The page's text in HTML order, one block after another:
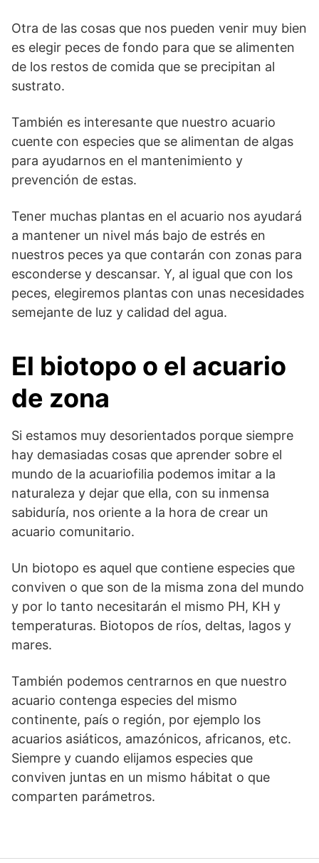
Otra de las cosas que nos pueden venir muy bien
es elegir peces de fondo para que se alimenten
de los restos de comida que se precipitan al
sustrato.
También es interesante que nuestro acuario
cuente con especies que se alimentan de algas
para ayudarnos en el mantenimiento y
prevención de estas.
Tener muchas plantas en el acuario nos ayudará
a mantener un nivel más bajo de estrés en
nuestros peces ya que contarán con zonas para
esconderse y descansar. Y, al igual que con los
peces, elegiremos plantas con unas necesidades
semejante de luz y calidad del agua.
El biotopo o el acuario
de zona
Si estamos muy desorientados porque siempre
hay demasiadas cosas que aprender sobre el
mundo de la acuariofilia podemos imitar a la
naturaleza y dejar que ella, con su inmensa
sabiduría, nos oriente a la hora de crear un
acuario comunitario.
Un biotopo es aquel que contiene especies que
conviven o que son de la misma zona del mundo
y por lo tanto necesitarán el mismo PH, KH y
temperaturas. Biotopos de ríos, deltas, lagos y
mares.
También podemos centrarnos en que nuestro
acuario contenga especies del mismo
continente, país o región, por ejemplo los
acuarios asiáticos, amazónicos, africanos, etc.
Siempre y cuando elijamos especies que
conviven juntas en un mismo hábitat o que
comparten parámetros.